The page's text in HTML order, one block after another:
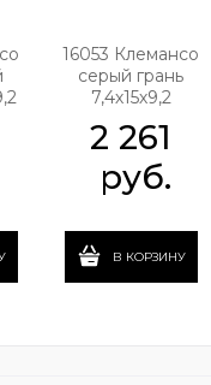
16053 Клемансо
серый грань
7,4х15х9,2
2 261
руб.
В КОРЗИНУ